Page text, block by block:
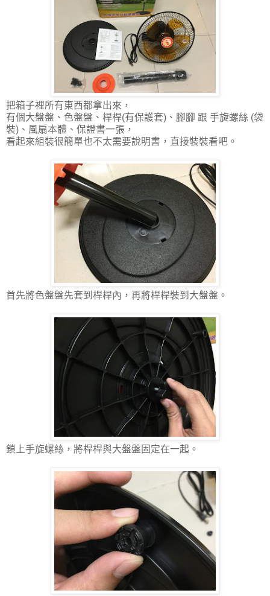
把箱子裡所有東西都拿出來，
有個大盤盤、色盤盤、桿桿(有保護套)、腳腳 跟 手旋螺絲 (袋
裝)、風扇本體、保證書一張，
看起來組裝很簡單也不太需要說明書，直接裝裝看吧。
首先將色盤盤先套到桿桿內，再將桿桿裝到大盤盤。
鎖上手旋螺絲，將桿桿與大盤盤固定在一起。